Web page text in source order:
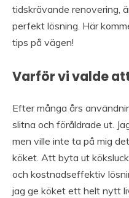
tidskrävande renovering,
perfekt lösning. Här
tips på vägen!
Varför vi valde
Efter många års
slitna och föråldrade ut.
men ville inte ta på mig
köket. Att byta ut
och kostnadseffektiv
jag ge köket ett helt nytt